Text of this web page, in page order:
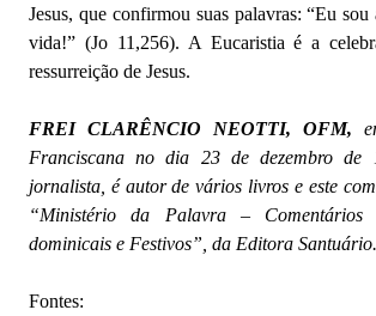
Jesus, que confirmou suas palavras: “Eu sou
vida!” (Jo 11,256). A Eucaristia é a
ressurreição de Jesus.
FREI CLARÊNCIO NEOTTI, OFM,
Franciscana no dia 23 de dezembro de
jornalista, é autor de vários livros e este
“Ministério da Palavra – Comentários
dominicais e Festivos”, da Editora Santuário.
Fontes: